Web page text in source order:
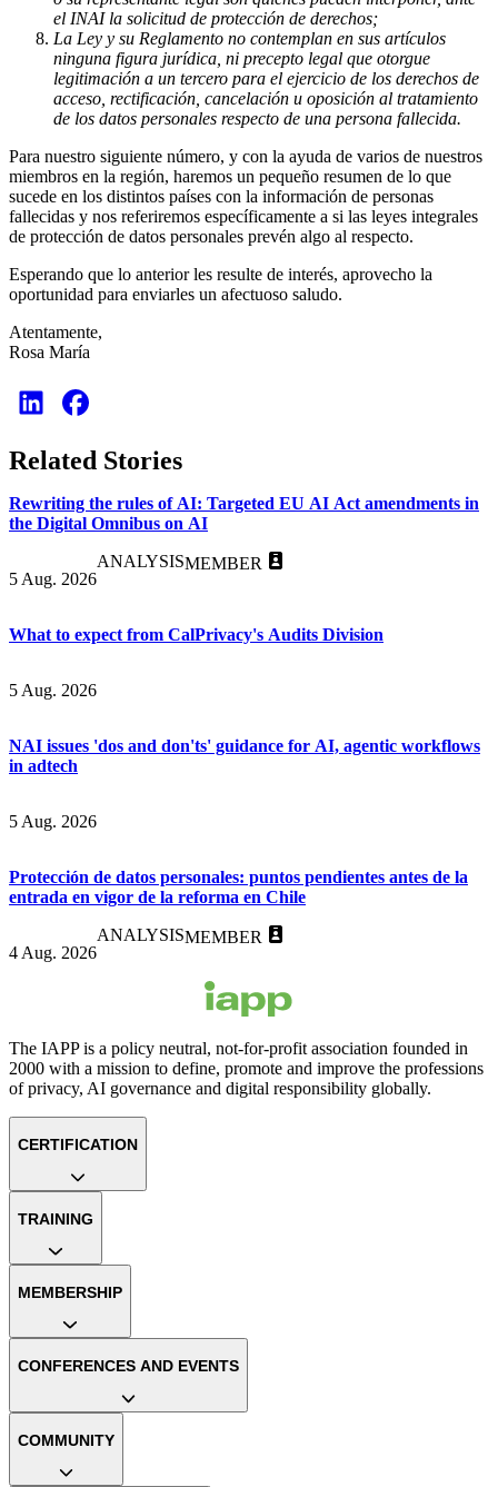
el INAI la solicitud de protección de derechos;
La Ley y su Reglamento no contemplan en sus artículos
ninguna figura jurídica, ni precepto legal que otorgue
legitimación a un tercero para el ejercicio de los derechos de
acceso, rectificación, cancelación u oposición al tratamiento
de los datos personales respecto de una persona fallecida.
Para nuestro siguiente número, y con la ayuda de varios de nuestros
miembros en la región, haremos un pequeño resumen de lo que
sucede en los distintos países con la información de personas
fallecidas y nos referiremos específicamente a si las leyes integrales
de protección de datos personales prevén algo al respecto.
Esperando que lo anterior les resulte de interés, aprovecho la
oportunidad para enviarles un afectuoso saludo.
Atentamente,
Rosa María
Related Stories
Rewriting the rules of AI: Targeted EU AI Act amendments in
the Digital Omnibus on AI
5 Aug. 2026
ANALYSISMEMBER
What to expect from CalPrivacy's Audits Division
5 Aug. 2026
NAI issues 'dos and don'ts' guidance for AI, agentic workflows
in adtech
5 Aug. 2026
Protección de datos personales: puntos pendientes antes de la
entrada en vigor de la reforma en Chile
4 Aug. 2026
ANALYSISMEMBER
The IAPP is a policy neutral, not-for-profit association founded in
2000 with a mission to define, promote and improve the professions
of privacy, AI governance and digital responsibility globally.
CERTIFICATION
TRAINING
MEMBERSHIP
CONFERENCES AND EVENTS
COMMUNITY